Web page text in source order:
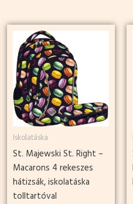
Iskolatáska
St. Majewski St. Right –
Macarons 4 rekeszes
hátizsák, iskolatáska
tolltartóval